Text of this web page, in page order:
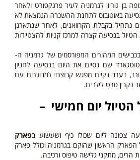
בן גוריון לגרמניה לעיר פרנקפורט ולאחר
באוטובוס לתחנת ההשכרה הנמצאת לא
בקבלת הקרוואנים, לאחר שנתארגן
בנסיעה קצרה למרכז קניות להצטיידות
בכבישים המהירים המפורסמים של גרמניה ה-
שם נסיים את היום בנסיעה לחניון
בערב נקיים מפגש קבוצתי למבוגרים עם
נקרין סרט לילדים.
הטיול יום חמישי –
צפונה ליום שכולו כיף ושעשוע בפארק
הפארק הראשון שהוקם בגרמניה וכולל פארק
הרים, מתקני גלישה טיפוס ורכיבה.